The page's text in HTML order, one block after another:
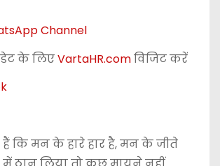
Channel
के लिएVartaHR.comविजिट करें
कि मन के हारे हार है, मन के जीते